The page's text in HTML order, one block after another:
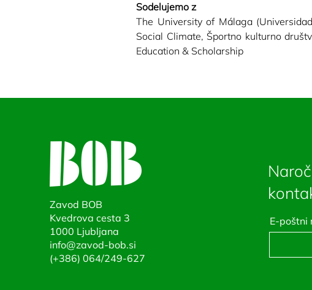
Sodelujemo z
The University of Málaga
Social Climate, Športno kulturno
Education & Scholarship
Zavod BOB
Kvedrova cesta 3
1000 Ljubljana
info@zavod-bob.si
(+386) 064/249-627
E-poštni